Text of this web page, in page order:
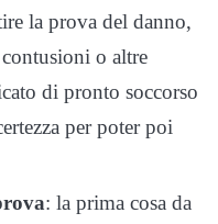
la prova del danno,
o altre
di pronto soccorso
per poter poi
: la prima cosa da